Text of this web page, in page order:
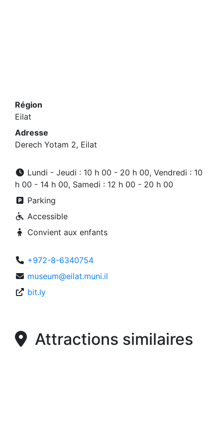
Région
Eilat
Adresse
Derech Yotam 2, Eilat
Lundi - Jeudi : 10 h 00 - 20 h 00, Vendredi : 10
h 00 - 14 h 00, Samedi : 12 h 00 - 20 h 00
Parking
Accessible
Convient aux enfants
+972-8-6340754
museum@eilat.muni.il
bit.ly
Attractions similaires